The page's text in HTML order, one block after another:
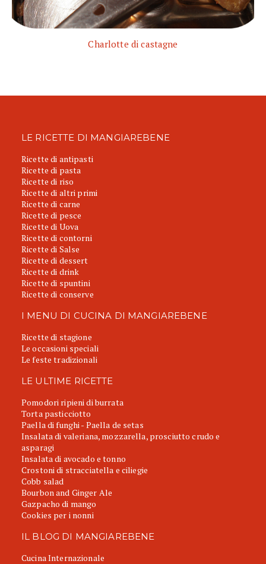
Charlotte di castagne
LE RICETTE DI MANGIAREBENE
Ricette di antipasti
Ricette di pasta
Ricette di riso
Ricette di altri primi
Ricette di carne
Ricette di pesce
Ricette di Uova
Ricette di contorni
Ricette di Salse
Ricette di dessert
Ricette di drink
Ricette di spuntini
Ricette di conserve
I MENU DI CUCINA DI MANGIAREBENE
Ricette di stagione
Le occasioni speciali
Le feste tradizionali
LE ULTIME RICETTE
Pomodori ripieni di burrata
Torta pasticciotto
Paella di funghi - Paella de setas
Insalata di valeriana, mozzarella, prosciutto crudo e
asparagi
Insalata di avocado e tonno
Crostoni di stracciatella e ciliegie
Cobb salad
Bourbon and Ginger Ale
Gazpacho di mango
Cookies per i nonni
IL BLOG DI MANGIAREBENE
Cucina Internazionale